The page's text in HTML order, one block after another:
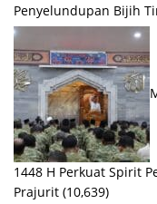
Penyelundupan Bijih
1448 H Perkuat Spirit
Prajurit (10,639)